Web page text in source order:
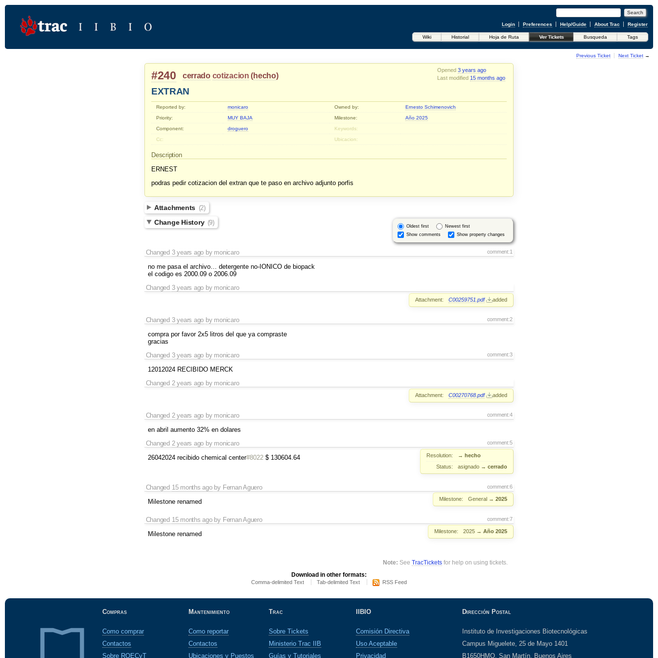
Login Preferences Help/Guide About Trac Register
Wiki Historial Hoja de Ruta Ver Tickets Busqueda Tags
Previous Ticket Next Ticket→
Opened 3 years ago
Last modified 15 months ago
#240 cerrado cotizacion (hecho)
EXTRAN
Reported by: monicaro Owned by:
Ernesto Schimenovich
Priority:
MUY BAJA Milestone:
Año 2025
Component:
droguero
Keywords:
Cc:
Ubicacion:
Description
ERNEST
podras pedir cotizacion del extran que te paso en archivo adjunto porfis
Attachments (2)
Oldest first
Newest first
Show comments
Show property changes
Change History (9)
comment:1
Changed 3 years ago by monicaro
no me pasa el archivo… detergente no-IONICO de biopack
el codigo es 2000.09 o 2006.09
Changed 3 years ago by monicaro
Attachment: C00259751.pdf added
comment:2
Changed 3 years ago by monicaro
compra por favor 2x5 litros del que ya compraste
gracias
comment:3
Changed 3 years ago by monicaro
12012024 RECIBIDO MERCK
Changed 2 years ago by monicaro
Attachment: C00270768.pdf added
comment:4
Changed 2 years ago by monicaro
en abril aumento 32% en dolares
comment:5
Changed 2 years ago by monicaro
Resolution: → hecho
Status:
asignado → cerrado
26042024 recibido chemical center#8022$ 130604.64
comment:6
Changed 15 months agoby Fernan Aguero
Milestone: General → 2025
Milestone renamed
comment:7
Changed 15 months agoby Fernan Aguero
Milestone: 2025 → Año 2025
Milestone renamed
Note: SeeTracTickets for help on using tickets.
Download in other formats:
Comma-delimited Text Tab-delimited Text RSS Feed
Compras
Como comprar
Contactos
Sobre ROECyT
Mantenimiento
Como reportar
Contactos
Ubicaciones y Puestos
Trac
Sobre Tickets
Ministerio Trac IIB
Guías y Tutoriales
IIBIO
Comisión Directiva
Uso Aceptable
Privacidad
Dirección Postal
Instituto de Investigaciones Biotecnológicas
Campus Miguelete, 25 de Mayo 1401
B1650HMQ, San Martín, Buenos Aires